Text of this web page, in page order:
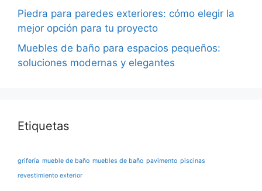
Piedra para paredes exteriores: cómo elegir la
mejor opción para tu proyecto
Muebles de baño para espacios pequeños:
soluciones modernas y elegantes
Etiquetas
grifería mueble de baño muebles de baño pavimento piscinas
revestimiento exterior